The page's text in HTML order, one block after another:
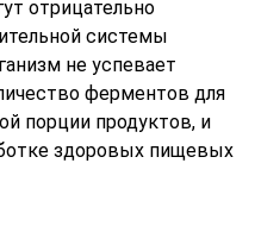
отрицательно
системы
не успевает
ферментов для
порции продуктов, и
здоровых пищевых